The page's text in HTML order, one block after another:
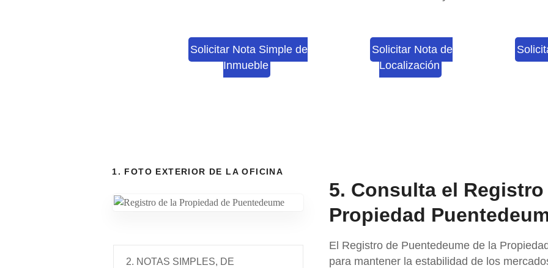
Solicitar Nota Simple de
Inmueble
Solicitar Nota de
Localización
1. FOTO EXTERIOR DE LA OFICINA
2. NOTAS SIMPLES, DE
5. Consulta el
Propiedad
El Registro de Puentedeume de la
para mantener la estabilidad de los